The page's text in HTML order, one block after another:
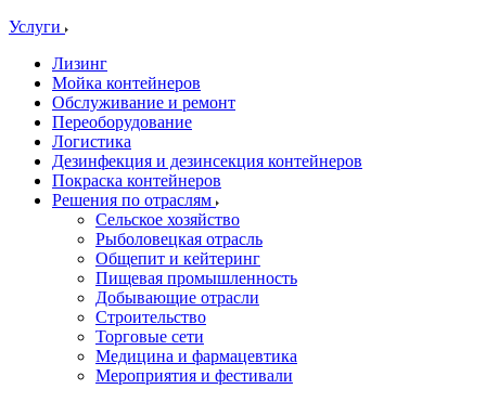
Услуги
Лизинг
Мойка контейнеров
Обслуживание и ремонт
Переоборудование
Логистика
Дезинфекция и дезинсекция контейнеров
Покраска контейнеров
Решения по отраслям
Сельское хозяйство
Рыболовецкая отрасль
Общепит и кейтеринг
Пищевая промышленность
Добывающие отрасли
Строительство
Торговые сети
Медицина и фармацевтика
Мероприятия и фестивали